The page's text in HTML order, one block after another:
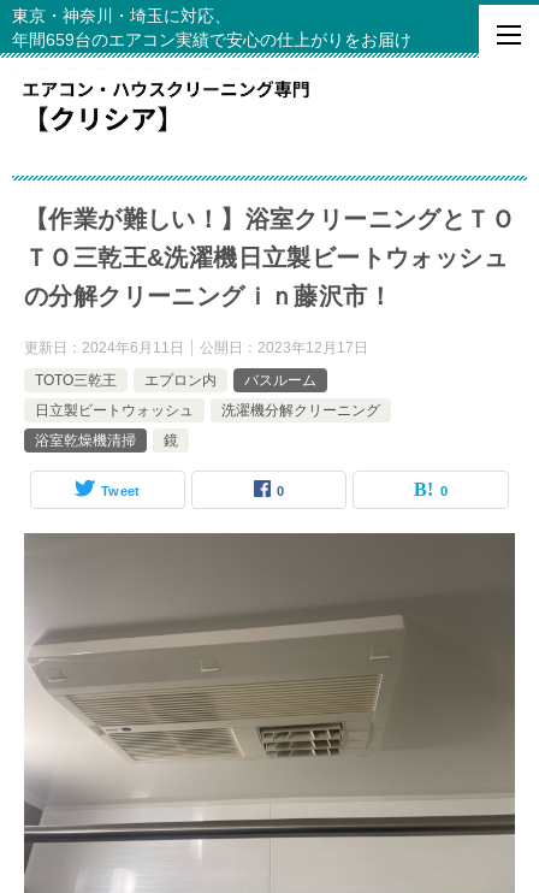
東京・神奈川・埼玉に対応、
年間659台のエアコン実績で安心の仕上がりをお届け
【作業が難しい！】浴室クリーニングとＴＯ
ＴＯ三乾王&洗濯機日立製ビートウォッシュ
の分解クリーニングｉｎ藤沢市！
更新日： 2024年6月11日 公開日： 2023年12月17日
TOTO三乾王
エプロン内
バスルーム
日立製ビートウォッシュ
洗濯機分解クリーニング
浴室乾燥機清掃
鏡
Tweet 0 0